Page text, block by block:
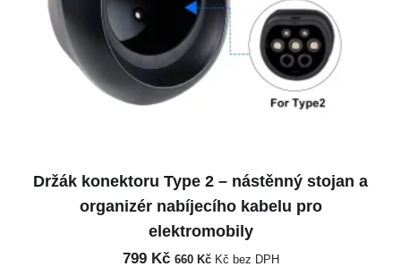
Držák konektoru Type 2 – nástěnný stojan a
organizér nabíjecího kabelu pro
elektromobily
799 Kč 660 KčKč bez DPH